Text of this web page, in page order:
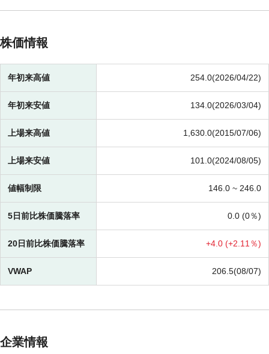
株価情報
年初来高値 254.0(2026/04/22)
年初来安値 134.0(2026/03/04)
上場来高値 1,630.0(2015/07/06)
上場来安値 101.0(2024/08/05)
値幅制限 146.0 ~ 246.0
5日前比株価騰落率 0.0 (0％)
20日前比株価騰落率 +4.0 (+2.11％)
VWAP 206.5(08/07)
企業情報